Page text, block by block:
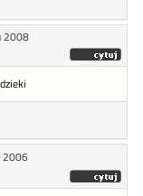
2008
2006